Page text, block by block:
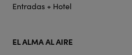
Entradas + Hotel
EL ALMA AL AIRE